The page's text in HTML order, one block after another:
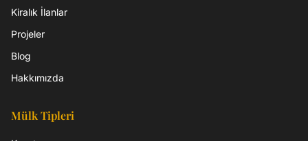
Kiralık İlanlar
Projeler
Blog
Hakkımızda
Mülk Tipleri